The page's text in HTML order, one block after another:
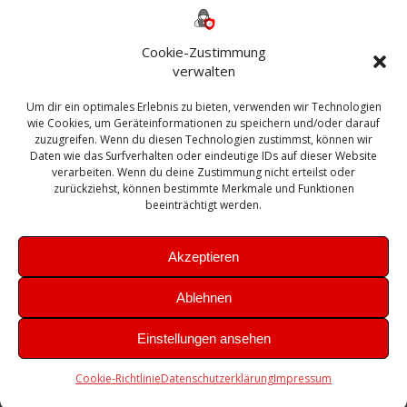
Cookie-Zustimmung
verwalten
Um dir ein optimales Erlebnis zu bieten, verwenden wir Technologien
wie Cookies, um Geräteinformationen zu speichern und/oder darauf
zuzugreifen. Wenn du diesen Technologien zustimmst, können wir
Daten wie das Surfverhalten oder eindeutige IDs auf dieser Website
verarbeiten. Wenn du deine Zustimmung nicht erteilst oder
zurückziehst, können bestimmte Merkmale und Funktionen
beeinträchtigt werden.
Akzeptieren
Ablehnen
Einstellungen ansehen
Cookie-RichtlinieDatenschutzerklärungImpressum
Bautagebuch
Exchange firewall Fritzbox
Microsoft
Sanierung SBS Security Server Sicherheit
Sicherung SIEM Sophos SSL Ubuntu
Update Upgrade UTM VCenter VCSA Veeam
VMWare VPN WAZUH Windows
Zertifikat
Theme